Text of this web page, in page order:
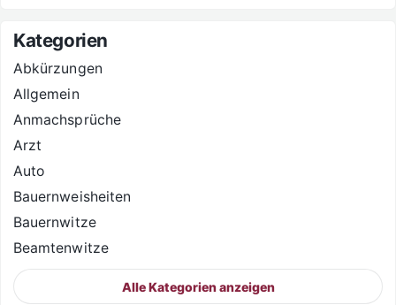
Kategorien
Abkürzungen
Allgemein
Anmachsprüche
Arzt
Auto
Bauernweisheiten
Bauernwitze
Beamtenwitze
Alle Kategorien anzeigen